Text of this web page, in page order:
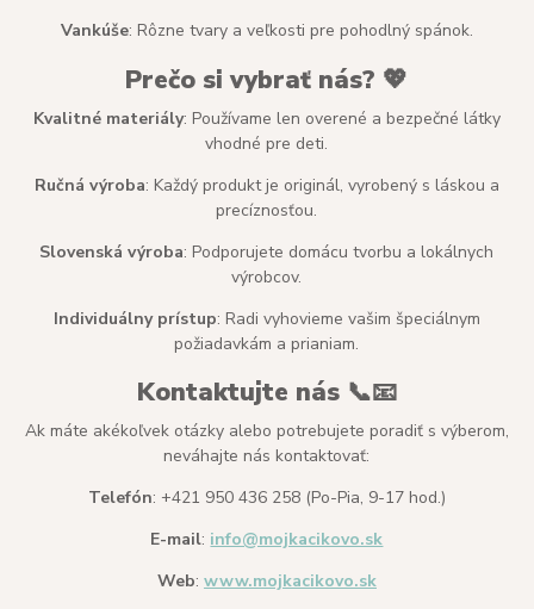
Vankúše: Rôzne tvary a veľkosti pre pohodlný spánok.
Prečo si vybrať nás? 💖
Kvalitné materiály: Používame len overené a bezpečné látky
vhodné pre deti.
Ručná výroba: Každý produkt je originál, vyrobený s láskou a
precíznosťou.
Slovenská výroba: Podporujete domácu tvorbu a lokálnych
výrobcov.
Individuálny prístup: Radi vyhovieme vašim špeciálnym
požiadavkám a prianiam.
Kontaktujte nás 📞📧
Ak máte akékoľvek otázky alebo potrebujete poradiť s výberom,
neváhajte nás kontaktovať:
Telefón: +421 950 436 258 (Po-Pia, 9-17 hod.)
E-mail: info@mojkacikovo.sk
Web: www.mojkacikovo.sk